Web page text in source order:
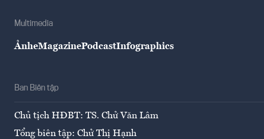
Multimedia
ẢnheMagazinePodcastInfographics
Ban Biên tập
Chủ tịch HĐBT: TS. Chử Văn Lâm
Tổng biên tập: Chử Thị Hạnh